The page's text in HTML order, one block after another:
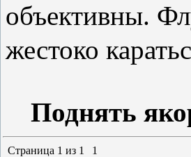
объективны.
жестоко
Поднять
Страница 1 из 1 1